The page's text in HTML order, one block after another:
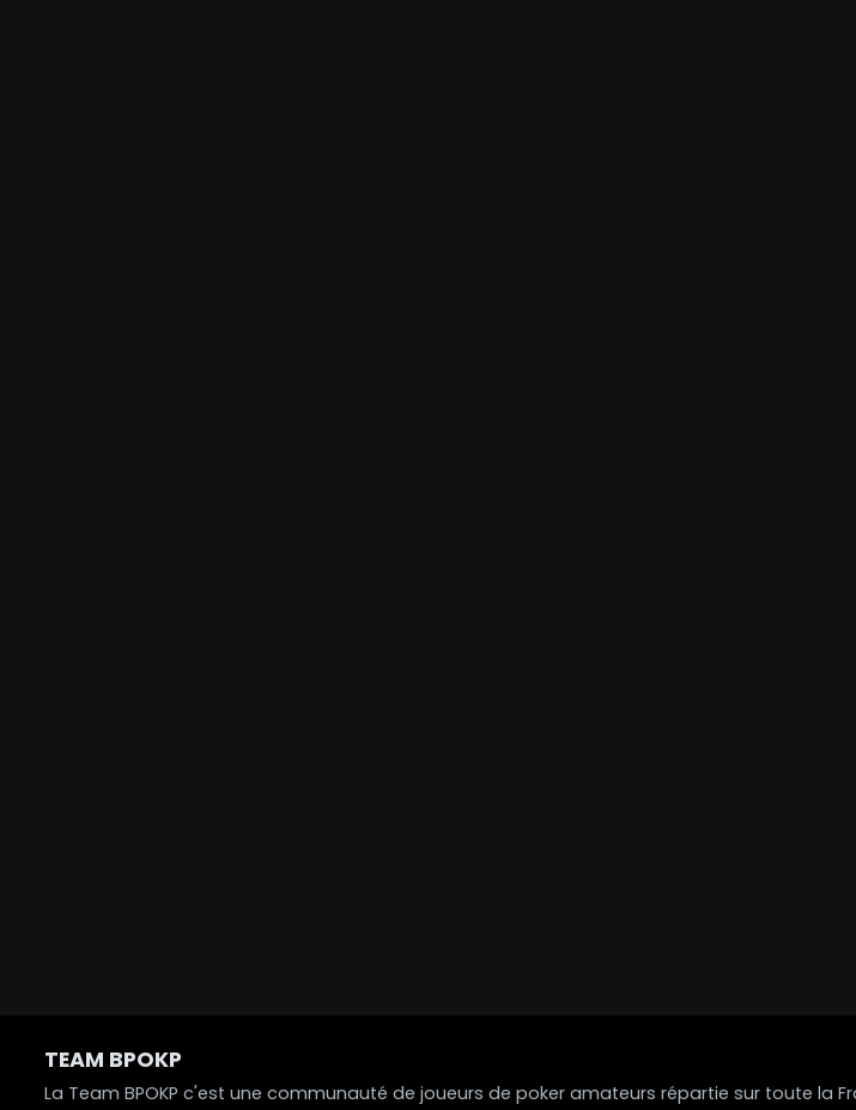
TEAM BPOKP
La Team BPOKP c'est une communauté de joueurs de poker amateurs répartie sur toute la